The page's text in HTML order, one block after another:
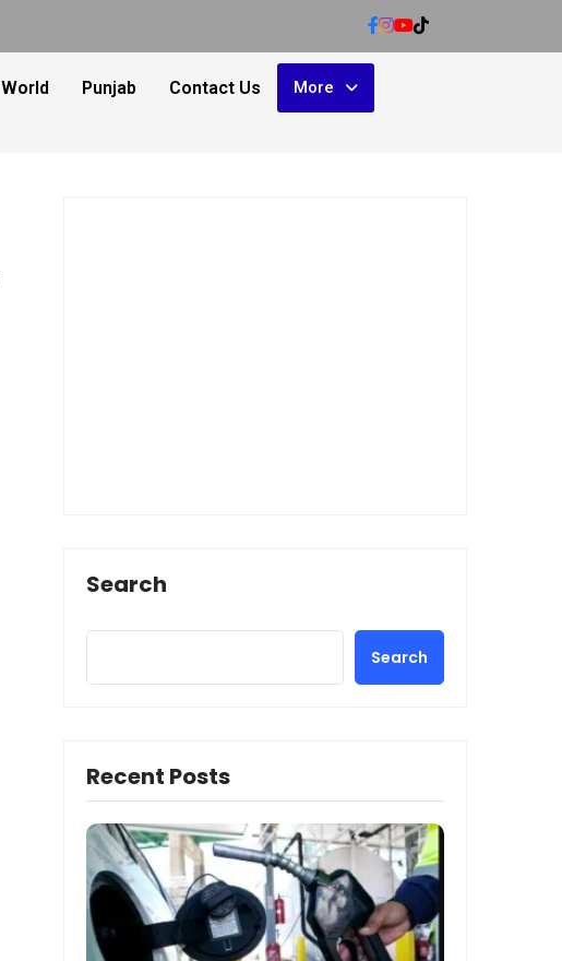
World Punjab Contact Us More
Search
Search
Recent Posts